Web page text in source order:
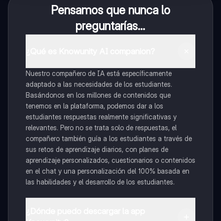
Pensamos que nunca lo
preguntarías...
Nuestro compañero de IA está específicamente
adaptado a las necesidades de los estudiantes.
Basándonos en los millones de contenidos que
tenemos en la plataforma, podemos dar a los
estudiantes respuestas realmente significativas y
relevantes. Pero no se trata solo de respuestas, el
compañero también guía a los estudiantes a través de
sus retos de aprendizaje diarios, con planes de
aprendizaje personalizados, cuestionarios o contenidos
en el chat y una personalización del 100% basada en
las habilidades y el desarrollo de los estudiantes.